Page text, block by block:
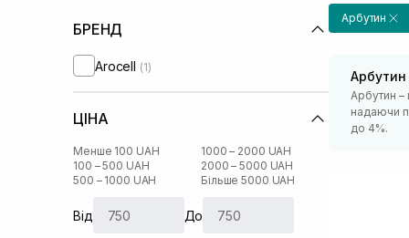
БРЕНД
Arocell (1)
ЦІНА
Менше 100 UAH
100 – 500 UAH
500 – 1000 UAH
1000 – 2000 UAH
2000 – 5000 UAH
Більше 5000 UAH
Від До
Арбутин
Арбутин
Арбутин –
надаючи
до 4%.